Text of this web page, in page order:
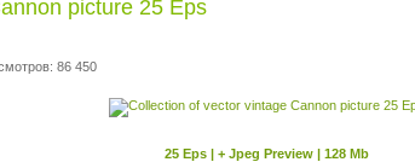
picture 25 Eps
86 450
25 Eps | + Jpeg Preview | 128 Mb